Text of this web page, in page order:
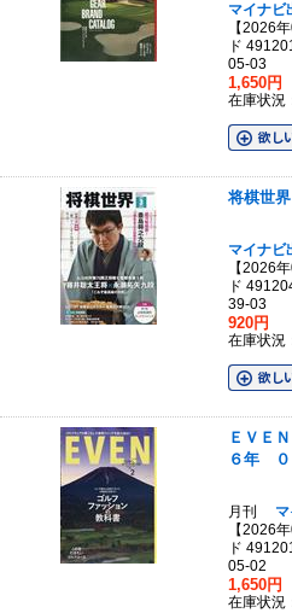
マイナビ
【2026
ド
05-03
1,650円
在庫状況
将棋世
マイナビ
【2026
ド
39-03
920円
在庫状況
ＥＶＥ
６年 ０
月刊
【2026
ド
05-02
1,650円
在庫状況